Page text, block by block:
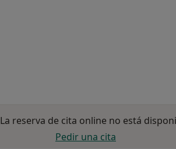
La reserva de cita online no está
Pedir una cita